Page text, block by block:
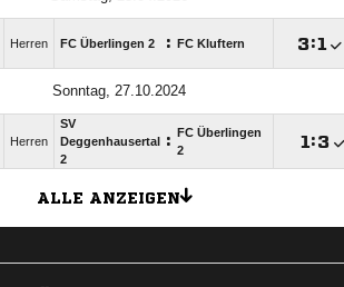
Herren FC Überlingen 2 : FC Kluftern :
Sonntag, 27.10.2024
Herren
SV
Deggenhausertal
2
:
FC Überlingen
2
:
ALLE ANZEIGEN